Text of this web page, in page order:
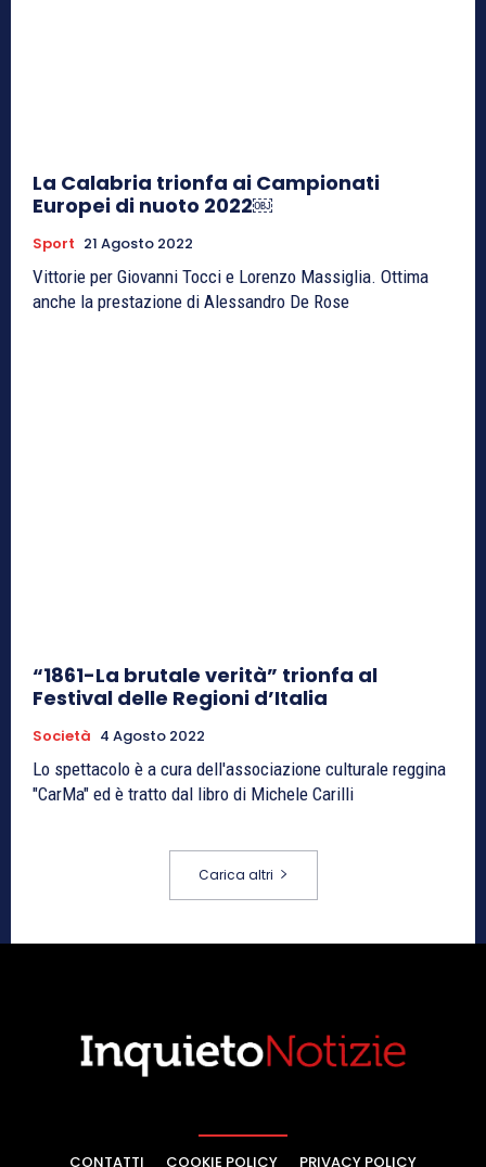
La Calabria trionfa ai Campionati
Europei di nuoto 2022￼
Sport 21 Agosto 2022
Vittorie per Giovanni Tocci e Lorenzo Massiglia. Ottima
anche la prestazione di Alessandro De Rose
“1861-La brutale verità” trionfa al
Festival delle Regioni d’Italia
Società 4 Agosto 2022
Lo spettacolo è a cura dell'associazione culturale reggina
"CarMa" ed è tratto dal libro di Michele Carilli
Carica altri
CONTATTI COOKIE POLICY PRIVACY POLICY